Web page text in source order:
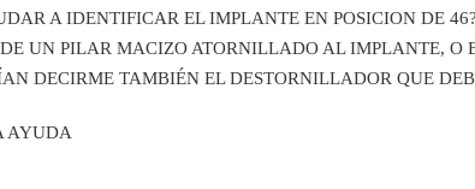
A IDENTIFICAR EL IMPLANTE EN POSICION DE
UN PILAR MACIZO ATORNILLADO AL IMPLANTE, O
DECIRME TAMBIÉN EL DESTORNILLADOR QUE
AYUDA